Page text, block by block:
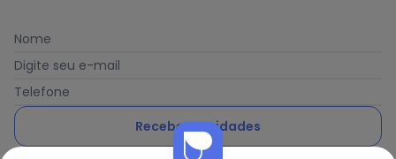
Nome
Digite seu e-mail
Telefone
Receber novidades